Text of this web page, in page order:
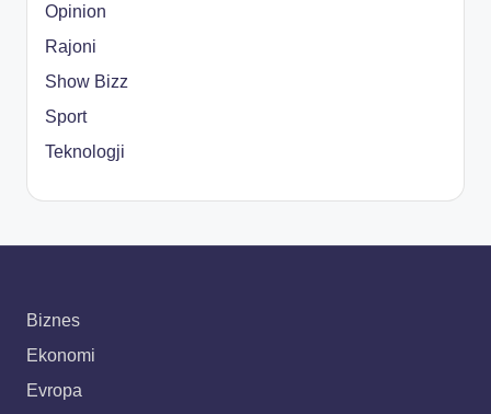
Opinion
Rajoni
Show Bizz
Sport
Teknologji
Biznes
Ekonomi
Evropa